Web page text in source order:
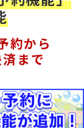
約から
まで